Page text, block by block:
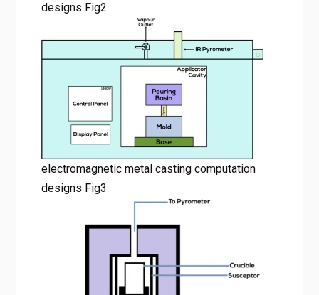
designs Fig2
electromagnetic metal casting computation
designs Fig3